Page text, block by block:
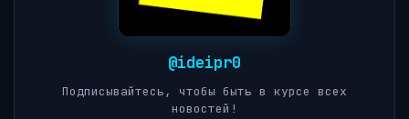
@ideipr0
Подписывайтесь, чтобы быть в курсе всех
новостей!